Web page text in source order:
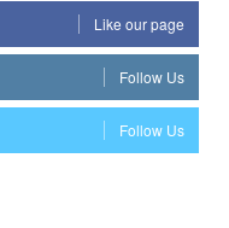
Like our page
Follow Us
Follow Us